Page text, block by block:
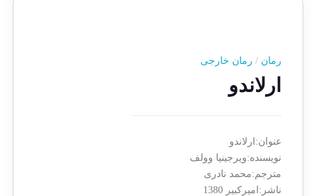
رمان / رمان خارجی
ارلاندو
عنوان:ارلاندو
نویسنده:ویرجینیا وولف
مترجم:محمد نادری
ناشر:امیرکبیر 1380